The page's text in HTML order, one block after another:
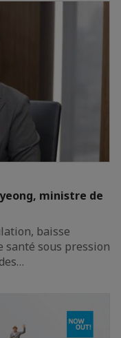
ministre de
baisse
santé sous pression